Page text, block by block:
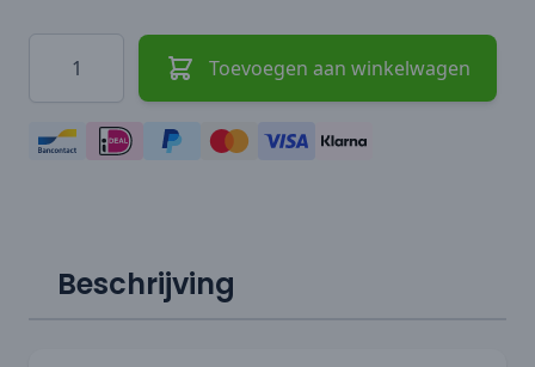
Hoeveelheid
Toevoegen aan winkelwagen
Beschrijving